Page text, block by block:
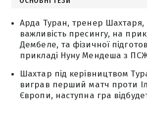
Арда Туран, тренер Шахтаря,
важливість пресингу, на
Дембеле, та фізичної
прикладі Нуну Мендеша з
Шахтар під керівництвом
виграв перший матч проти
Європи, наступна гра